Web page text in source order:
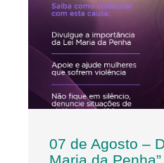
07 de Agosto –
Maria da Penha”